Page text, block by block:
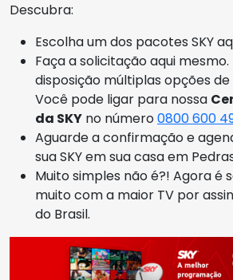
Descubra:
Escolha um dos pacotes SKY
Faça a solicitação aqui
disposição múltiplas opções
Você pode ligar para nossa
da SKY no número0800 600
Aguarde a confirmação e
sua SKY em sua casa em
Muito simples não é?! Agora é
muito com a maior TV por
do Brasil.